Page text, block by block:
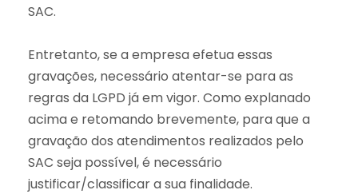
SAC.
Entretanto, se a empresa efetua essas
gravações, necessário atentar-se para as
regras da LGPD já em vigor. Como explanado
acima e retomando brevemente, para que a
gravação dos atendimentos realizados pelo
SAC seja possível, é necessário
justificar/classificar a sua finalidade.